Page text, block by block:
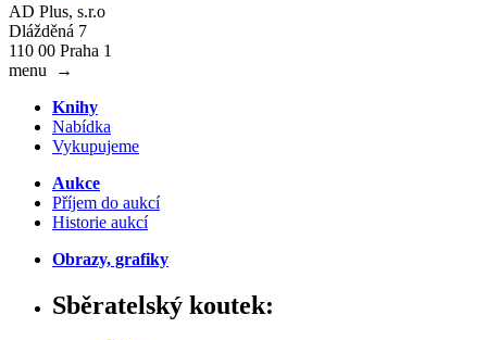
AD Plus, s.r.o
Dlážděná 7
110 00 Praha 1
menu
→
Knihy
Nabídka
Vykupujeme
Aukce
Příjem do aukcí
Historie aukcí
Obrazy, grafiky
Sběratelský koutek: